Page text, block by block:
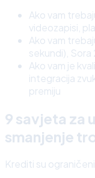
Ako vam
videozapisi,
Ako vam
sekundi), Sora
Ako vam je
integracija
premiju
9 savjeta za
smanjenje
Krediti su